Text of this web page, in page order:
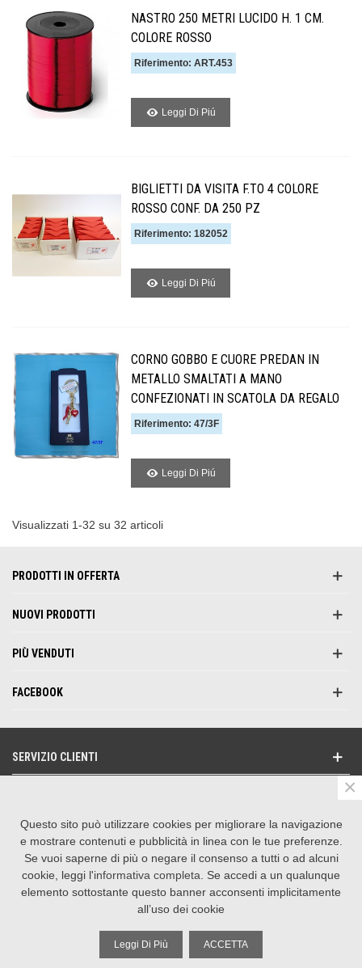
NASTRO 250 METRI LUCIDO H. 1 CM.
COLORE ROSSO
Riferimento: ART.453
Leggi Di Piú
BIGLIETTI DA VISITA F.TO 4 COLORE
ROSSO CONF. DA 250 PZ
Riferimento: 182052
Leggi Di Piú
CORNO GOBBO E CUORE PREDAN IN
METALLO SMALTATI A MANO
CONFEZIONATI IN SCATOLA DA REGALO
Riferimento: 47/3F
Leggi Di Piú
Visualizzati 1-32 su 32 articoli
PRODOTTI IN OFFERTA
NUOVI PRODOTTI
PIÙ VENDUTI
FACEBOOK
SERVIZIO CLIENTI
SEGUICI SU
CONTATTACI
Realizzazione e-commerce by Operagrafica
Questo sito può utilizzare cookies per migliorare la navigazione
e mostrare contenuti e pubblicità in linea con le tue preferenze.
Se vuoi saperne di più o negare il consenso a tutti o ad alcuni
cookie, leggi l'informativa completa . Se accedi a un qualunque
elemento sottostante questo banner acconsenti implicitamente
all’uso dei cookie
Leggi Di Più ACCETTA
×